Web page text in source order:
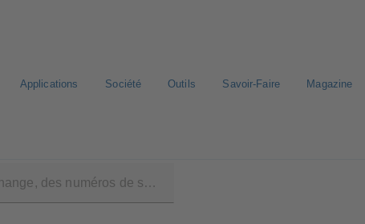
Applications Société Outils Savoir-Faire Magazine